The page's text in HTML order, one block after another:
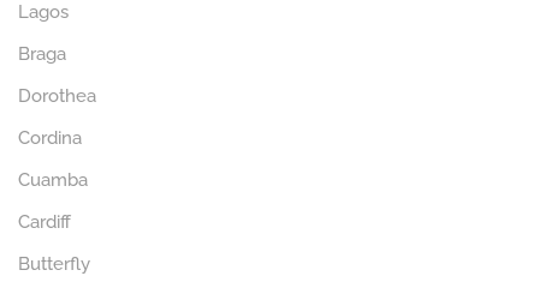
Lagos
Braga
Dorothea
Cordina
Cuamba
Cardiff
Butterfly